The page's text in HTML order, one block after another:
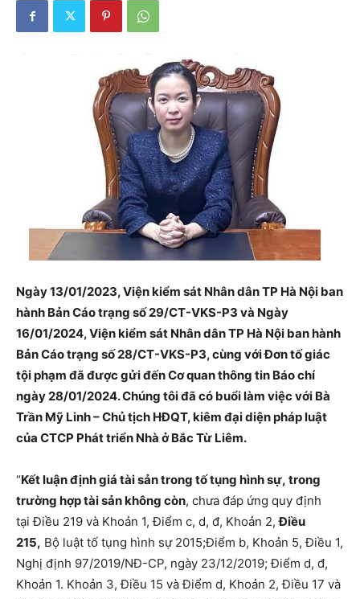
Ngày 13/01/2023, Viện kiểm sát Nhân dân TP Hà Nội ban
hành Bản Cáo trạng số 29/CT-VKS-P3 và Ngày
16/01/2024, Viện kiểm sát Nhân dân TP Hà Nội ban hành
Bản Cáo trạng số 28/CT-VKS-P3, cùng với Đơn tố giác
tội phạm đã được gửi đến Cơ quan thông tin Báo chí
ngày 28/01/2024. Chúng tôi đã có buổi làm việc với Bà
Trần Mỹ Linh – Chủ tịch HĐQT, kiêm đại diện pháp luật
của CTCP Phát triển Nhà ở Bắc Từ Liêm.
“Kết luận định giá tài sản trong tố tụng hình sự, trong
trường hợp tài sản không còn, chưa đáp ứng quy định
tại Điều 219 và Khoản 1, Điểm c, d, đ, Khoản 2,Điều
215, Bộ luật tố tụng hình sự 2015;Điểm b, Khoản 5, Điều 1,
Nghị định 97/2019/NĐ-CP, ngày 23/12/2019; Điểm d, đ,
Khoản 1. Khoản 3, Điều 15 và Điểm d, Khoản 2, Điều 17 và